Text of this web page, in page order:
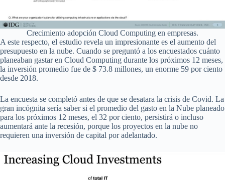
Crecimiento adopción Cloud Computing en empresas.
A este respecto, el estudio revela un impresionante es el aumento del
presupuesto en la nube. Cuando se preguntó a los encuestados cuánto
planeaban gastar en Cloud Computing durante los próximos 12 meses,
la inversión promedio fue de $ 73.8 millones, un enorme 59 por ciento
desde 2018.
La encuesta se completó antes de que se desatara la crisis de Covid. La
gran incógnita sería saber si el promedio del gasto en la Nube planeado
para los próximos 12 meses, el 32 por ciento, persistirá o incluso
aumentará ante la recesión, porque los proyectos en la nube no
requieren una inversión de capital por adelantado.